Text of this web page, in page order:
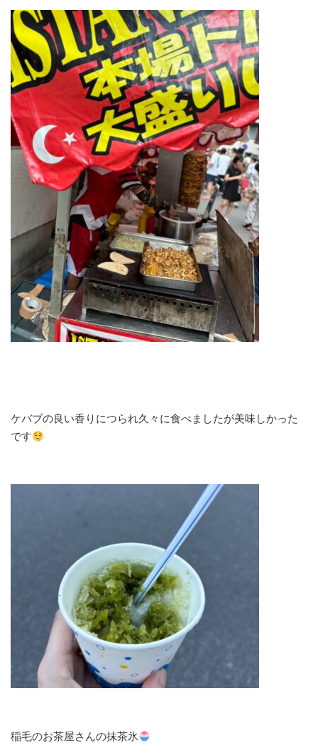
ケバブの良い香りにつられ久々に食べましたが美味しかった
です
稲毛のお茶屋さんの抹茶氷